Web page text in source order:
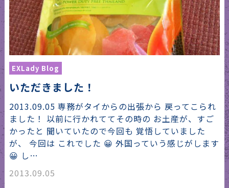
EXLady Blog
いただきました！
2013.09.05 専務がタイからの出張から 戻ってこられ
ました！ 以前に行かれててその時の お土産が、すご
かったと 聞いていたので今回も 覚悟していました
が、 今回は これでした 😀 外国っていう感じがします
😀 し…
2013.09.05